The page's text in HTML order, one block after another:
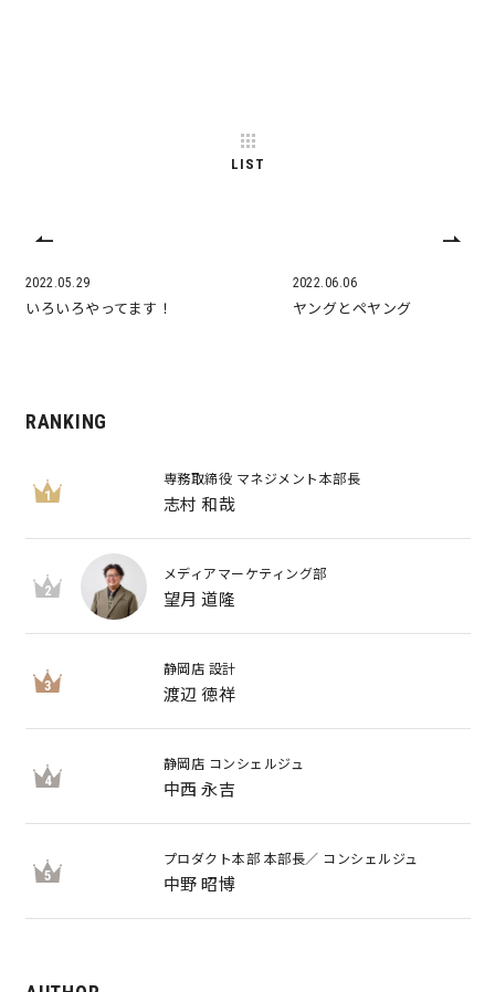
施工事例 お客さまの声
採用情報
サイトマップ プライバシーポリシー
よくある質問
CLOSE
2022.05.29
いろいろやってます！
LIST
2022.06.06
ヤングとペヤング
RANKING
1
専務取締役 マネジメント本部長
志村 和哉
2
メディアマーケティング部
望月 道隆
3
静岡店 設計
渡辺 徳祥
4
静岡店 コンシェルジュ
中西 永吉
5
プロダクト本部 本部長／ コンシェルジュ
中野 昭博